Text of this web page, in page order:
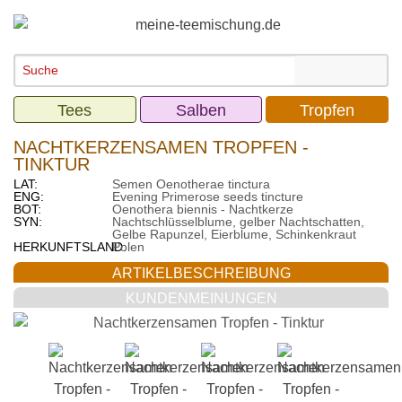
Tees Salben Tropfen
NACHTKERZENSAMEN TROPFEN -
TINKTUR
LAT:
Semen Oenotherae tinctura
ENG:
Evening Primerose seeds tincture
BOT:
Oenothera biennis - Nachtkerze
SYN:
Nachtschlüsselblume, gelber Nachtschatten,
Gelbe Rapunzel, Eierblume, Schinkenkraut
HERKUNFTSLAND:Polen
ARTIKELBESCHREIBUNG
KUNDENMEINUNGEN